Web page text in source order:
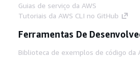
Guias de serviço da AWS
Tutoriais da AWS CLI no GitHub
Ferramentas De
Biblioteca de exemplos de código da